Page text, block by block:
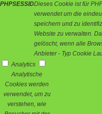
PHPSESSIDDieses Cookie ist für
verwendet um die
speichern und zu
Website zu verwalten.
gelöscht, wenn alle
Anbieter - Typ Cookie
Analytics
Analytische
Cookies werden
verwendet, um zu
verstehen, wie